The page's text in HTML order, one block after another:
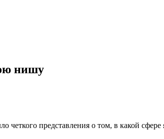
нишу
четкого представления о том, в какой